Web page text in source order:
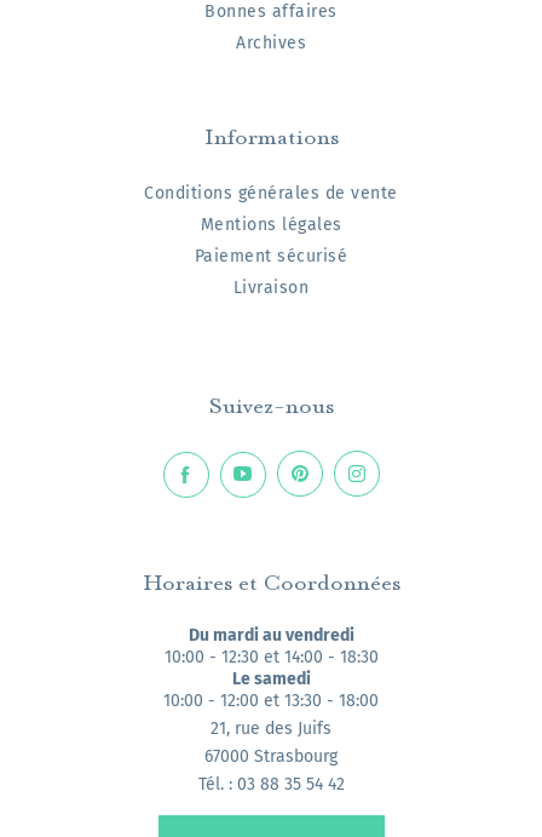
Bonnes affaires
Archives
Informations
Conditions générales de vente
Mentions légales
Paiement sécurisé
Livraison
Suivez-nous
Horaires et Coordonnées
Du mardi au vendredi
10:00 - 12:30 et 14:00 - 18:30
Le samedi
10:00 - 12:00 et 13:30 - 18:00
21, rue des Juifs
67000 Strasbourg
Tél. : 03 88 35 54 42